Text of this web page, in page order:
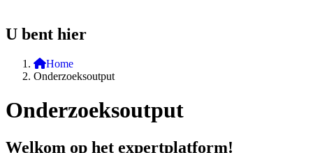
U bent hier
Home
Onderzoeksoutput
Onderzoeksoutput
Welkom op het expertplatform!